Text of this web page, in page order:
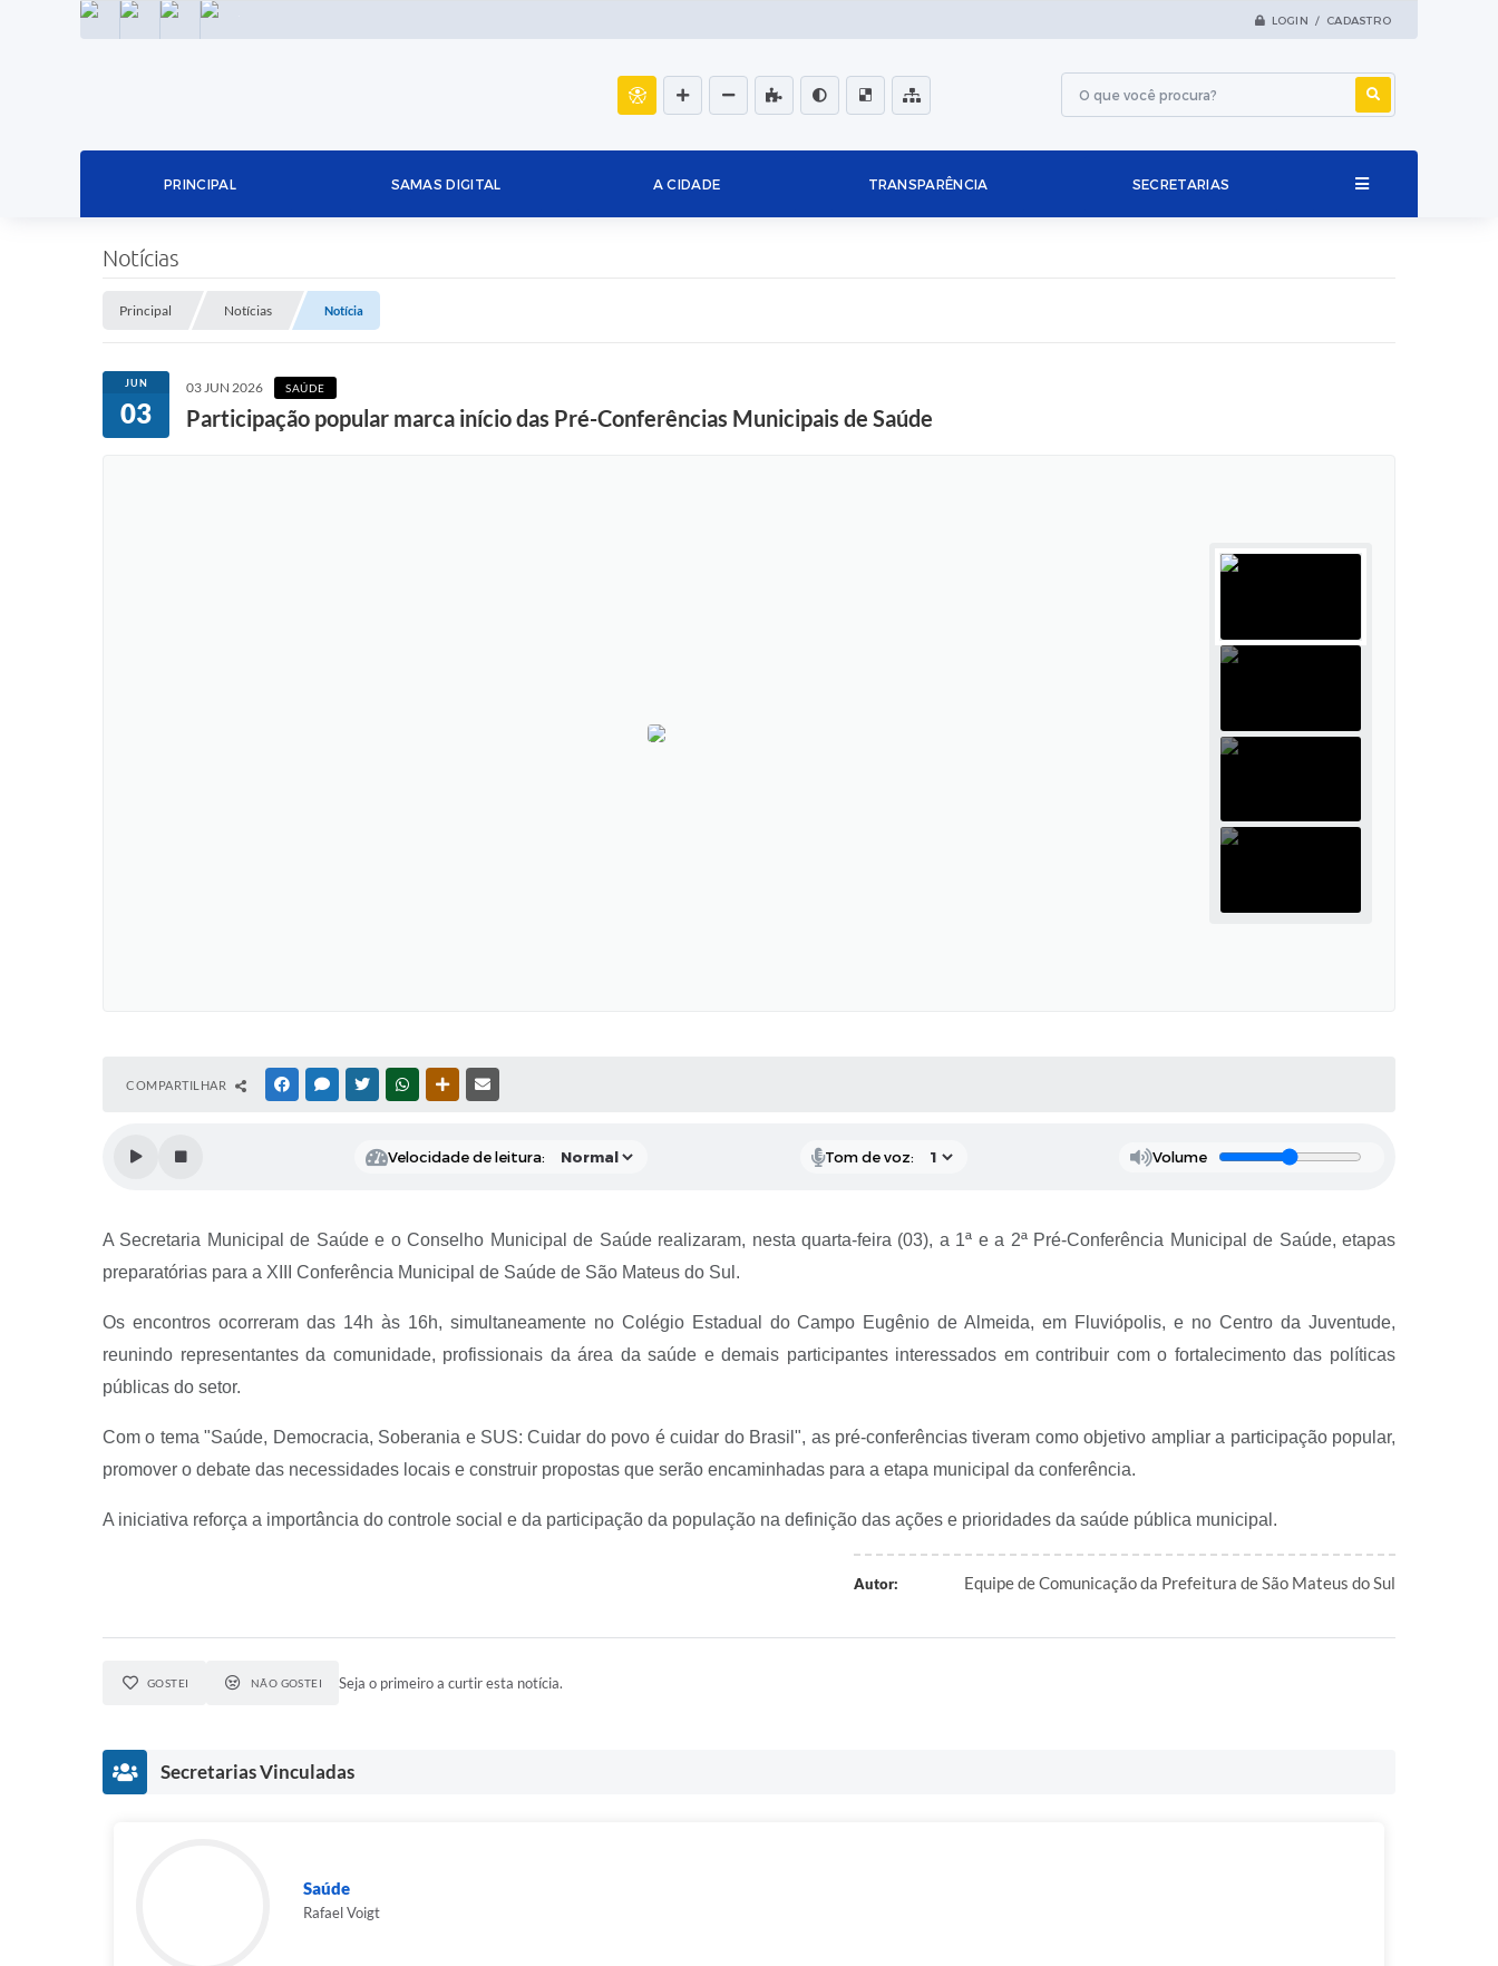
LOGIN / CADASTRO
INSTAGRAMFACEBOOKLINKEDIN
PRINCIPAL SAMAS DIGITAL A CIDADE TRANSPARÊNCIA SECRETARIAS
Notícias
Principal Notícias Notícia
JUN
03
03 JUN 2026 SAÚDE
Participação popular marca início das Pré-Conferências Municipais de Saúde
COMPARTILHAR FACEBOOKMESSENGER
TWITTERWHATSAPPOUTRAS MÍDIAS
Velocidade de leitura: Tom de voz: Volume
A Secretaria Municipal de Saúde e o Conselho Municipal de Saúde realizaram, nesta quarta-feira (03), a 1ª e a 2ª Pré-Conferência Municipal de Saúde, etapas
preparatórias para a XIII Conferência Municipal de Saúde de São Mateus do Sul.
Os encontros ocorreram das 14h às 16h, simultaneamente no Colégio Estadual do Campo Eugênio de Almeida, em Fluviópolis, e no Centro da Juventude,
reunindo representantes da comunidade, profissionais da área da saúde e demais participantes interessados em contribuir com o fortalecimento das políticas
públicas do setor.
Com o tema "Saúde, Democracia, Soberania e SUS: Cuidar do povo é cuidar do Brasil", as pré-conferências tiveram como objetivo ampliar a participação popular,
promover o debate das necessidades locais e construir propostas que serão encaminhadas para a etapa municipal da conferência.
A iniciativa reforça a importância do controle social e da participação da população na definição das ações e prioridades da saúde pública municipal.
Autor: Equipe de Comunicação da Prefeitura de São Mateus do Sul
GOSTEI NÃO GOSTEI Seja o primeiro a curtir esta notícia.
Secretarias Vinculadas
Saúde
Rafael Voigt